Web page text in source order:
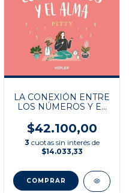
LA CONEXIÓN ENTRE
LOS NÚMEROS Y EL
$42.100,00
3 cuotas sin interés de
$14.033,33